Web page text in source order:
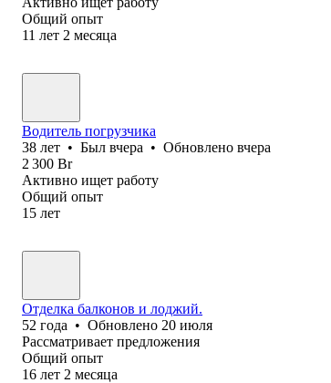
Общий опыт
11 лет 2 месяца
Водитель погрузчика
38 лет • Был вчера • Обновлено вчера
2 300 Br
Активно ищет работу
Общий опыт
15 лет
Отделка балконов и лоджий.
52 года • Обновлено 20 июля
Рассматривает предложения
Общий опыт
16 лет 2 месяца